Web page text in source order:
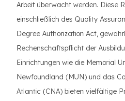
Arbeit überwacht werden. Diese
einschließlich des Quality
Degree Authorization Act,
Rechenschaftspflicht der
Einrichtungen wie die Memorial
Newfoundland (MUN) und das
Atlantic (CNA) bieten vielfältige